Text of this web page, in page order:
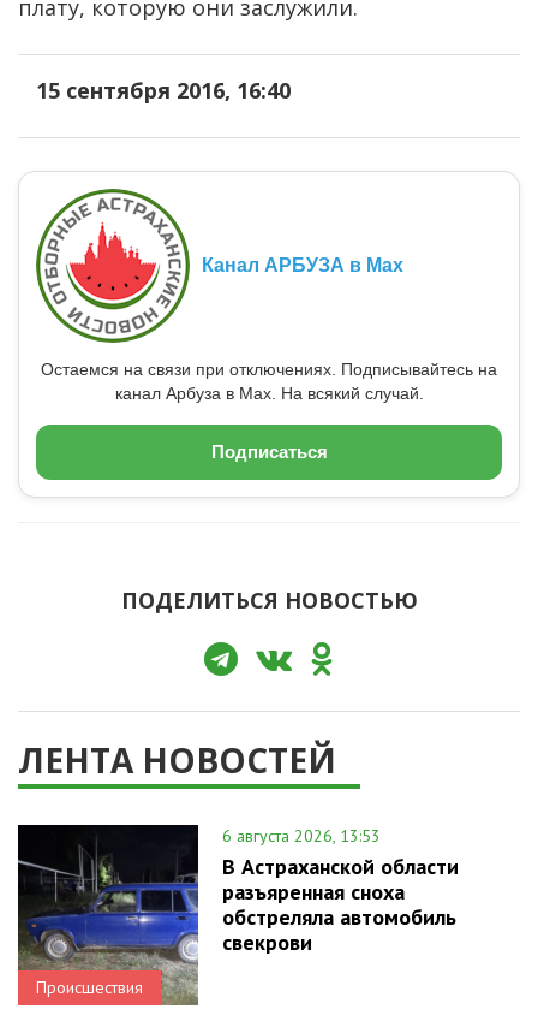
плату, которую они заслужили.
15 сентября 2016, 16:40
Канал АРБУЗА в Max
Остаемся на связи при отключениях. Подписывайтесь на
канал Арбуза в Max. На всякий случай.
Подписаться
ПОДЕЛИТЬСЯ НОВОСТЬЮ
ЛЕНТА НОВОСТЕЙ
Происшествия
6 августа 2026, 13:53
В Астраханской области
разъяренная сноха
обстреляла автомобиль
свекрови